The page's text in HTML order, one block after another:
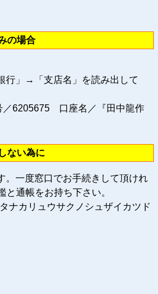
の場合
行」→「支店名」を読み出して
6205675 口座名／『田中龍作
ない為に
。一度窓口でお手続きして頂けれ
通帳をお持ち下さい。
カリュウサクノシュザイカツド